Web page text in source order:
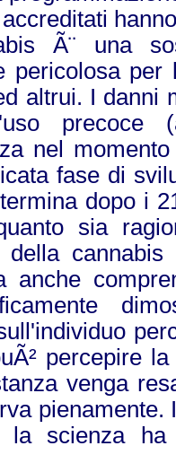
Ã¨ una
pericolosa
altrui. I danni
precoce
nel
fase di
dopo i
sia
della
anche
percepire
venga
pienamente.
la scienza ha